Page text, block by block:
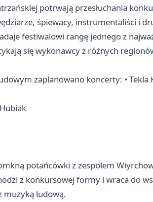
potrwają przesłuchania
śpiewacy, instrumentaliści i
festiwalowi rangę jednego z
się wykonawcy z różnych
zaplanowano koncerty: • Tekla
potańcówki z zespołem
z konkursowej formy i wraca do
muzyką ludową.